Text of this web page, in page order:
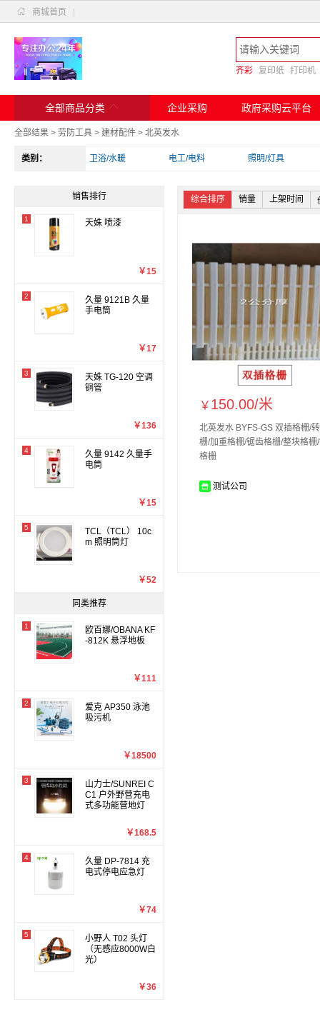
 商城首页
齐彩 复印纸 打印机
全部商品分类  企业采购 政府采购云平台
全部结果 > 劳防工具 > 建材配件 > 北英发水
类别： 卫浴/水暖 电工/电料 照明/灯具
销售排行
1 天姝 喷漆
￥15
2
久量 9121B 久量
手电筒
￥17
3
天姝 TG-120 空调
铜管
￥136
4
久量 9142 久量手
电筒
￥15
5
TCL（TCL） 10c
m 照明筒灯
￥52
同类推荐
1
欧百娜/OBANA KF
-812K 悬浮地板
￥111
2
爱克 AP350 泳池
吸污机
￥18500
3
山力士/SUNREI C
C1 户外野营充电
式多功能营地灯
￥168.5
4
久量 DP-7814 充
电式停电应急灯
￥74
5
小野人 T02 头灯
（无感应8000W白
光）
￥36
综合排序 销量 上架时间
￥ 150.00/米
北英发水 BYFS-GS 双插格栅/
栅/加重格栅/锯齿格栅/整块格栅
格栅
测试公司